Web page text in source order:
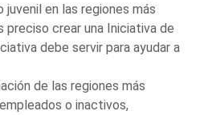
en las regiones más
preciso crear una Iniciativa de
debe servir para ayudar a
de las regiones más
o inactivos,